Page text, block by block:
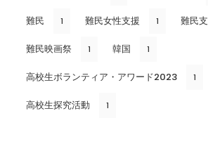
難民 1 難民女性支援 1 難民支
難民映画祭 1 韓国 1
高校生ボランティア・アワード2023 1
高校生探究活動 1